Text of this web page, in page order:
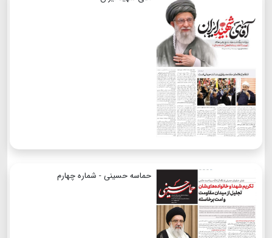
حماسه حسینی - شماره چهارم